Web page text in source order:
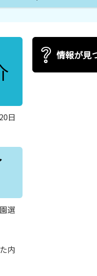
日
選
内
情報が見